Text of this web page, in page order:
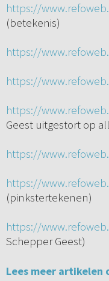
https://
(betekenis)
https://
https://
https://
Geest uitgestort op
https://
https://
(pinkstertekenen)
https://
Schepper Geest)
Lees meer artikelen